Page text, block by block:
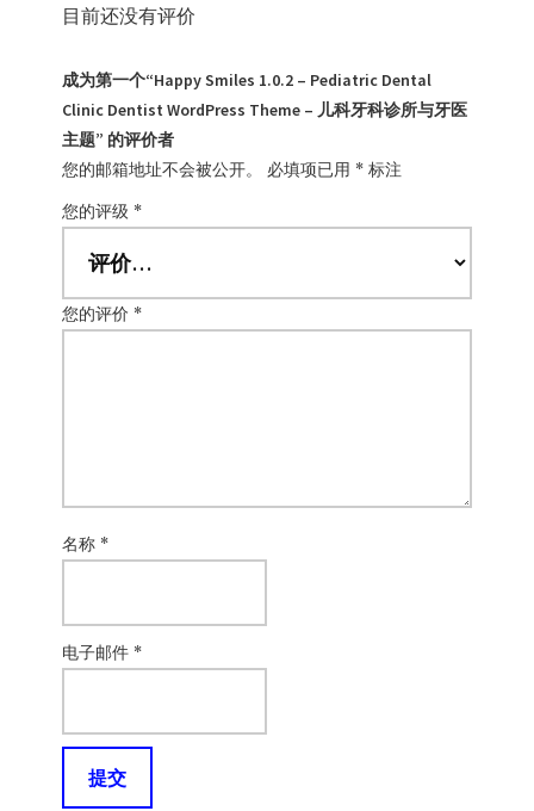
目前还没有评价
成为第一个“Happy Smiles 1.0.2 – Pediatric Dental
Clinic Dentist WordPress Theme – 儿科牙科诊所与牙医
主题” 的评价者
您的邮箱地址不会被公开。
必填项已用 * 标注
您的评级 *
您的评价 *
名称 *
电子邮件 *